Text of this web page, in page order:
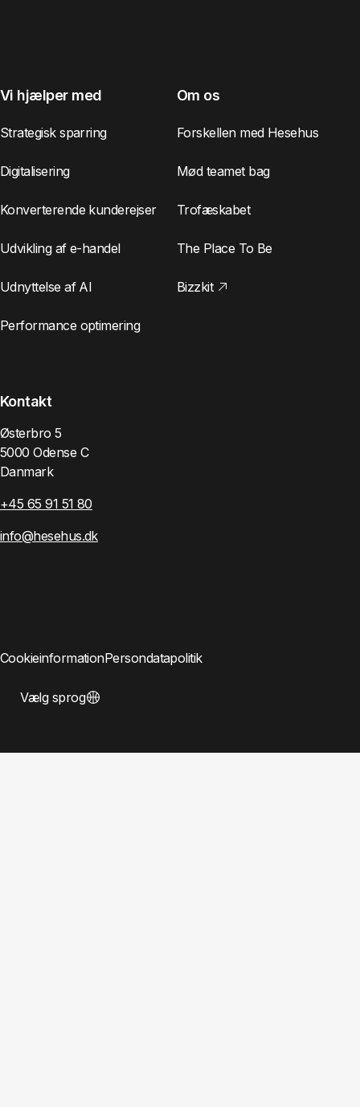
Vi hjælper med
Strategisk sparring
Digitalisering
Konverterende kunderejser
Udvikling af e-handel
Udnyttelse af AI
Performance optimering
Om os
Forskellen med Hesehus
Mød teamet bag
Trofæskabet
The Place To Be
Bizzkit
Kontakt
Østerbro 5
5000 Odense C
Danmark
+45 65 91 51 80
info@hesehus.dk
CookieinformationPersondatapolitik
Vælg sprog